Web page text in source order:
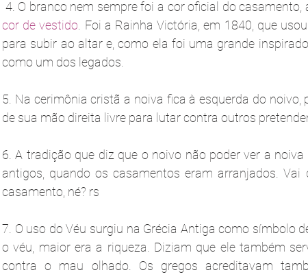
cor de vestido . Foi a Rainha Victória, em 1840, que
para subir ao altar e, como ela foi uma grande
como um dos legados.
5. Na cerimônia cristã a noiva fica à esquerda do noivo,
de sua mão direita livre para lutar contra outros
6. A tradição que diz que o noivo não poder ver a
antigos, quando os casamentos eram arranjados.
casamento, né? rs
7. O uso do Véu surgiu na Grécia Antiga como símbolo
o véu, maior era a riqueza. Diziam que ele também
contra o mau olhado. Os gregos acreditavam